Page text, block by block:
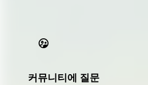
커뮤니티에 질문